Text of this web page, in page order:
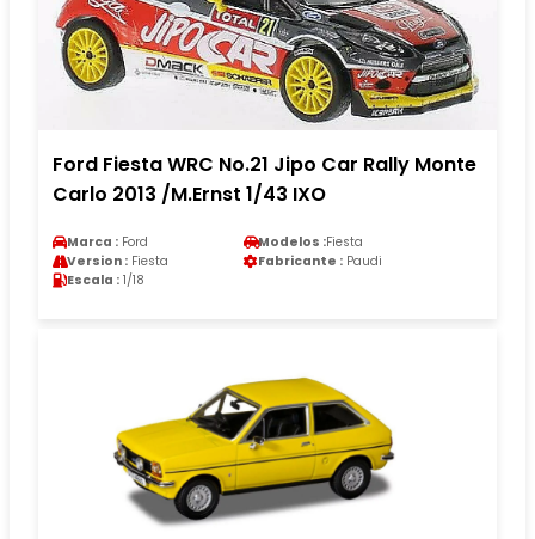
Ford Fiesta WRC No.21 Jipo Car Rally Monte
Carlo 2013 /M.Ernst 1/43 IXO
Marca : Ford Modelos :Fiesta
Version : Fiesta Fabricante : Paudi
Escala : 1/18